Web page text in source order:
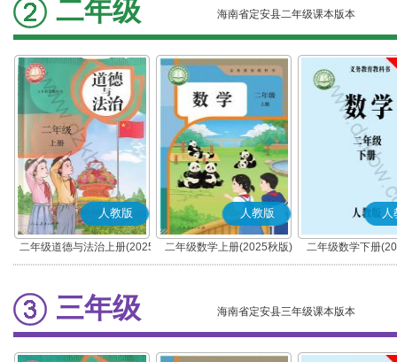
二年级 海南省定安县二年级课本版本
人教版
二年级道德与法治上册(2025
秋版)(部编版)
人教版
二年级数学上册(2025秋版)
人
二年级数学下册
三年级 海南省定安县三年级课本版本